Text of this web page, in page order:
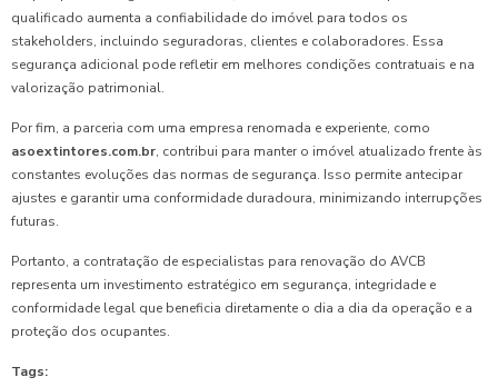
qualificado aumenta a confiabilidade do imóvel para todos os
stakeholders, incluindo seguradoras, clientes e colaboradores. Essa
segurança adicional pode refletir em melhores condições contratuais e na
valorização patrimonial.
Por fim, a parceria com uma empresa renomada e experiente, como
asoextintores.com.br, contribui para manter o imóvel atualizado frente às
constantes evoluções das normas de segurança. Isso permite antecipar
ajustes e garantir uma conformidade duradoura, minimizando interrupções
futuras.
Portanto, a contratação de especialistas para renovação do AVCB
representa um investimento estratégico em segurança, integridade e
conformidade legal que beneficia diretamente o dia a dia da operação e a
proteção dos ocupantes.
Tags: